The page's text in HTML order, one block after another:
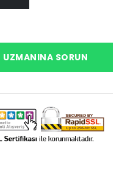
UZMANINA SORUN